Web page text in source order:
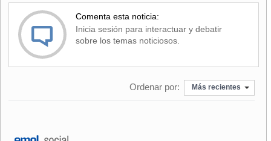
Comenta esta noticia:
Inicia sesión para interactuar y debatir
sobre los temas noticiosos.
Ordenar por: Más recientes